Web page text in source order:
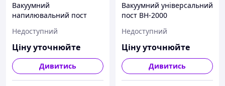
Вакуумний
напилювальний пост
ВН-2000)
Недоступний
Ціну уточнюйте
Дивитись
Вакуумний універсальний
пост ВН-2000
Недоступний
Ціну уточнюйте
Дивитись